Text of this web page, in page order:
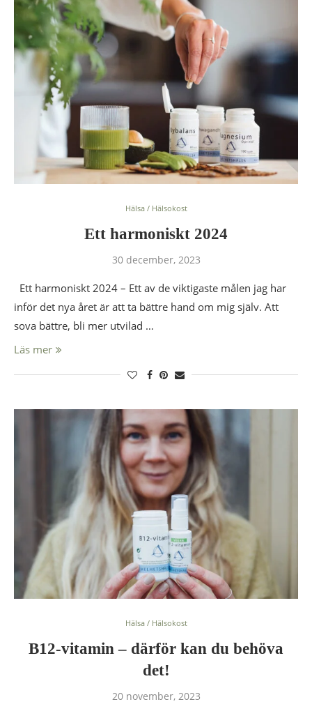
Hälsa / Hälsokost
Ett harmoniskt 2024
30 december, 2023
Ett harmoniskt 2024 – Ett av de viktigaste målen jag har
inför det nya året är att ta bättre hand om mig själv. Att
sova bättre, bli mer utvilad …
Läs mer
Hälsa / Hälsokost
B12-vitamin – därför kan du behöva
det!
20 november, 2023